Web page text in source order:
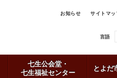
お知らせ サイトマッ
言語
七生公会堂・
七生福祉センター
とよだ